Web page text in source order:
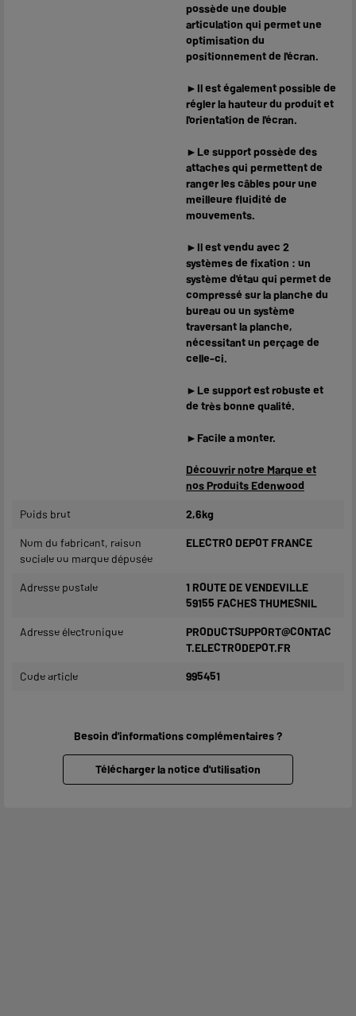
possède une double
articulation qui permet une
optimisation du
positionnement de l'écran.
►Il est également possible de
régler la hauteur du produit et
l'orientation de l'écran.
►Le support possède des
attaches qui permettent de
ranger les câbles pour une
meilleure fluidité de
mouvements.
►Il est vendu avec 2
systèmes de fixation : un
système d'étau qui permet de
compressé sur la planche du
bureau ou un système
traversant la planche,
nécessitant un perçage de
celle-ci.
►Le support est robuste et
de très bonne qualité.
►Facile a monter.
Découvrir notre Marque et
nos Produits Edenwood
Poids brut 2,6kg
Nom du fabricant, raison
sociale ou marque déposée
ELECTRO DEPOT FRANCE
Adresse postale
1 ROUTE DE VENDEVILLE
59155 FACHES THUMESNIL
Adresse électronique
PRODUCTSUPPORT@CONTAC
T.ELECTRODEPOT.FR
Code article 995451
Besoin d'informations complémentaires ?
Télécharger la notice d'utilisation